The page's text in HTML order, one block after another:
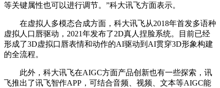
等关键属性也可以进行调节。”科大讯飞方面表示。
在虚拟人多模态合成方面，科大讯飞从2018年首发多语种
虚拟人口唇驱动，2021年发布了2D真人捏脸系统。目前已经
形成了3D虚拟口唇表情和动作的AI驱动到AI贯穿3D形象构建
的全流程。
此外，科大讯飞在AIGC方面产品创新也有一些探索，讯
飞推出了讯飞智作APP，可结合音频、视频、文本等AIGC能